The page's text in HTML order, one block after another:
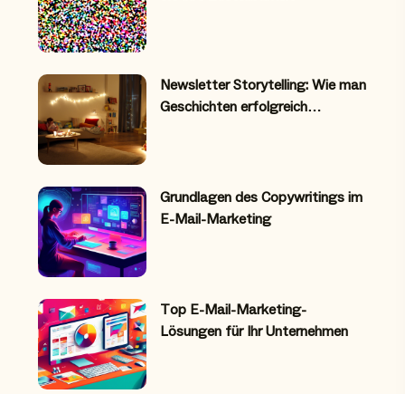
Newsletter Storytelling: Wie man
Geschichten erfolgreich…
Grundlagen des Copywritings im
E-Mail-Marketing
Top E-Mail-Marketing-
Lösungen für Ihr Unternehmen